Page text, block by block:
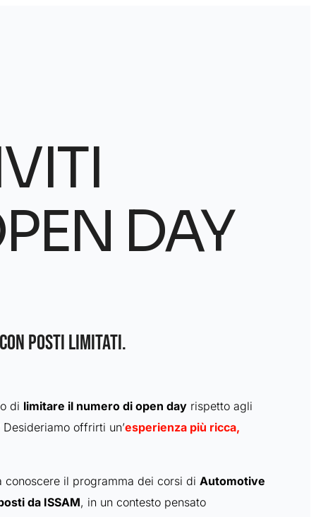
DAY
POSTI LIMITATI.
di limitare il numero di open day rispetto agli
offrirti un’esperienza più ricca,
conoscere il programma dei corsi di Automotive
da ISSAM, in un contesto pensato